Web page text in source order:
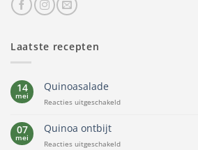
Laatste recepten
14
mei
Quinoasalade
Reacties uitgeschakeldvoor
07
mei
Quinoa ontbijt
Reacties uitgeschakeldvoor